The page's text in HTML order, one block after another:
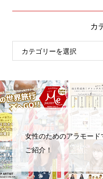
カ
女性のためのアラモー
ご紹介！